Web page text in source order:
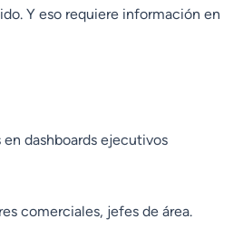
Y eso requiere información en
dashboards ejecutivos
comerciales, jefes de área.